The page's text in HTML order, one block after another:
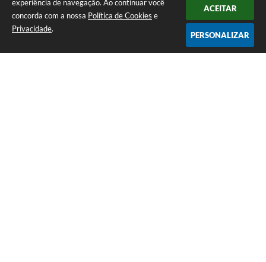
experiência de navegação. Ao continuar você
concorda com a nossa Política de Cookies e
Privacidade.
ACEITAR
PERSONALIZAR